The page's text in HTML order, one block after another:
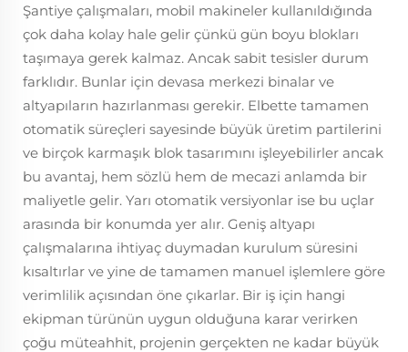
Şantiye çalışmaları, mobil makineler kullanıldığında
çok daha kolay hale gelir çünkü gün boyu blokları
taşımaya gerek kalmaz. Ancak sabit tesisler durum
farklıdır. Bunlar için devasa merkezi binalar ve
altyapıların hazırlanması gerekir. Elbette tamamen
otomatik süreçleri sayesinde büyük üretim partilerini
ve birçok karmaşık blok tasarımını işleyebilirler ancak
bu avantaj, hem sözlü hem de mecazi anlamda bir
maliyetle gelir. Yarı otomatik versiyonlar ise bu uçlar
arasında bir konumda yer alır. Geniş altyapı
çalışmalarına ihtiyaç duymadan kurulum süresini
kısaltırlar ve yine de tamamen manuel işlemlere göre
verimlilik açısından öne çıkarlar. Bir iş için hangi
ekipman türünün uygun olduğuna karar verirken
çoğu müteahhit, projenin gerçekten ne kadar büyük